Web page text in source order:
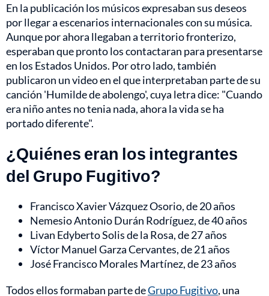
En la publicación los músicos expresaban sus deseos
por llegar a escenarios internacionales con su música.
Aunque por ahora llegaban a territorio fronterizo,
esperaban que pronto los contactaran para presentarse
en los Estados Unidos. Por otro lado, también
publicaron un video en el que interpretaban parte de su
canción 'Humilde de abolengo', cuya letra dice: "Cuando
era niño antes no tenia nada, ahora la vida se ha
portado diferente".
¿Quiénes eran los integrantes
del Grupo Fugitivo?
Francisco Xavier Vázquez Osorio, de 20 años
Nemesio Antonio Durán Rodríguez, de 40 años
Livan Edyberto Solis de la Rosa, de 27 años
Víctor Manuel Garza Cervantes, de 21 años
José Francisco Morales Martínez, de 23 años
Todos ellos formaban parte deGrupo Fugitivo, una